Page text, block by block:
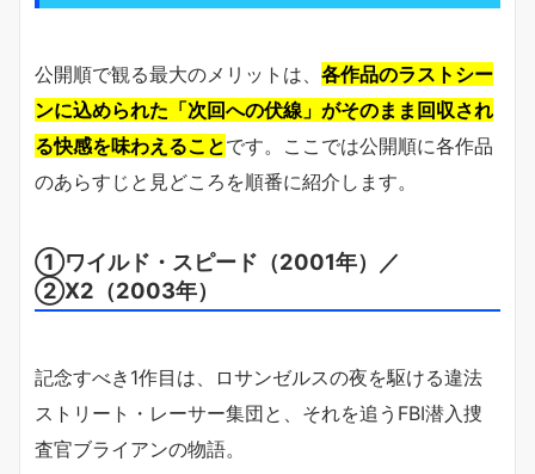
公開順で観る最大のメリットは、 各作品のラストシー
ンに込められた「次回への伏線」がそのまま回収され
る快感を味わえることです。ここでは公開順に各作品
のあらすじと見どころを順番に紹介します。
①ワイルド・スピード（2001年）／
②X2（2003年）
記念すべき1作目は、ロサンゼルスの夜を駆ける違法
ストリート・レーサー集団と、それを追うFBI潜入捜
査官ブライアンの物語。